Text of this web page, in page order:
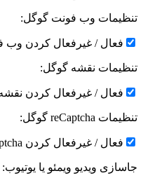
تنظیمات وب فونت گوگل:
فعال / غیرفعال کردن وب
تنظیمات نقشه گوگل:
فعال / غیرفعال کردن
تنظیمات reCaptcha گوگل:
فعال / غیرفعال کردن reCaptcha گوگل
جاسازی ویدیو ویمئو یا یوتیوب: